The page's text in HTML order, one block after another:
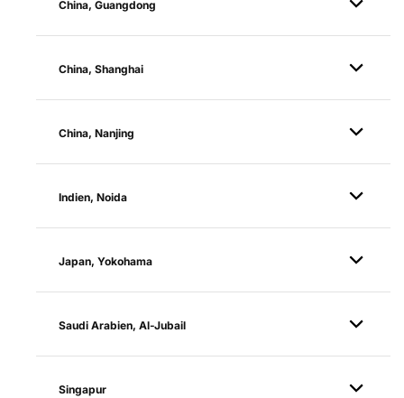
China, Guangdong
China, Shanghai
China, Nanjing
Indien, Noida
Japan, Yokohama
Saudi Arabien, Al-Jubail
Singapur